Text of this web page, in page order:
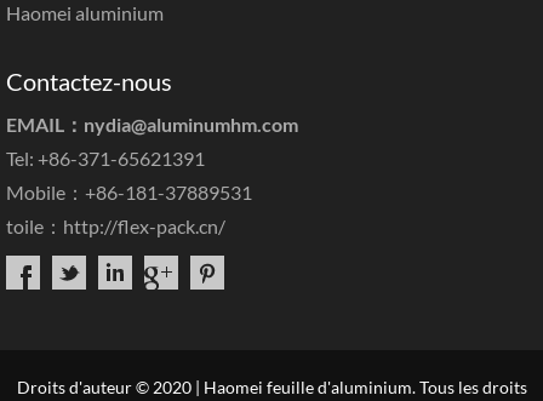
Haomei aluminium
Contactez-nous
EMAIL： nydia@aluminumhm.com
Tel: +86-371-65621391
Mobile：+86-181-37889531
toile： http://flex-pack.cn/
Droits d'auteur © 2020 | Haomei feuille d'aluminium. Tous les droits